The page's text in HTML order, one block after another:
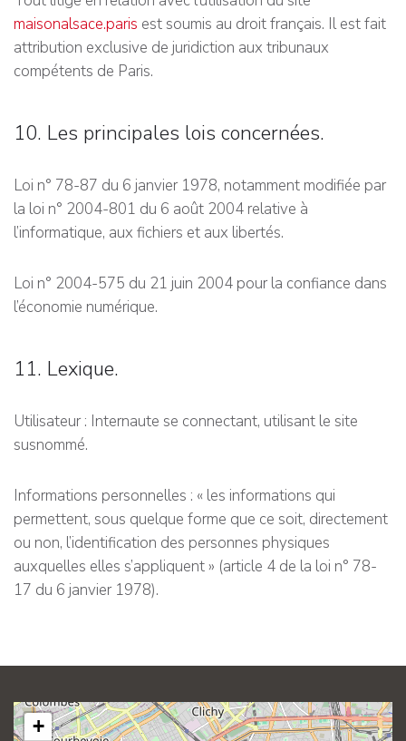
maisonalsace.paris est soumis au droit français. Il est fait
attribution exclusive de juridiction aux tribunaux
compétents de Paris.
10. Les principales lois concernées.
Loi n° 78-87 du 6 janvier 1978, notamment modifiée par
la loi n° 2004-801 du 6 août 2004 relative à
l’informatique, aux fichiers et aux libertés.
Loi n° 2004-575 du 21 juin 2004 pour la confiance dans
l’économie numérique.
11. Lexique.
Utilisateur : Internaute se connectant, utilisant le site
susnommé.
Informations personnelles : « les informations qui
permettent, sous quelque forme que ce soit, directement
ou non, l’identification des personnes physiques
auxquelles elles s’appliquent » (article 4 de la loi n° 78-
17 du 6 janvier 1978).
+